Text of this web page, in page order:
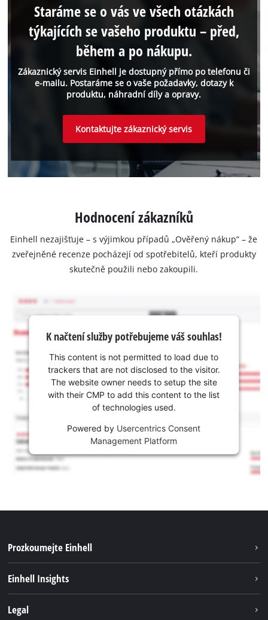
Zákaznický servis Einhell je dostupný přímo po telefonu či
e-mailu. Postaráme se o vaše požadavky, dotazy k
produktu, náhradní díly a opravy.
Staráme se o vás ve všech otázkách
týkajících se vašeho produktu – před,
během a po nákupu.
Kontaktujte zákaznický servis
Hodnocení zákazníků
Einhell nezajišťuje – s výjimkou případů „Ověřený nákup“ – že
zveřejněné recenze pocházejí od spotřebitelů, kteří produkty
skutečně použili nebo zakoupili.
K načtení služby potřebujeme váš souhlas!
This content is not permitted to load due to
trackers that are not disclosed to the visitor.
The website owner needs to setup the site
with their CMP to add this content to the list
of technologies used.
Powered by Usercentrics Consent
Management Platform
Prozkoumejte Einhell
Systém akumulátorů
Einhell Insights
Legal